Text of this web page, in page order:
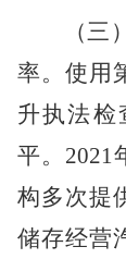
（三
率。 使用
升执法检
平。 2021
构多次提
储存经营